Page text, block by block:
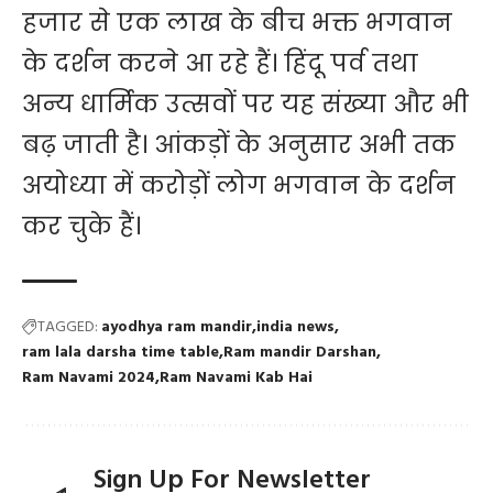
हजार से एक लाख के बीच भक्त भगवान
के दर्शन करने आ रहे हैं। हिंदू पर्व तथा
अन्य धार्मिक उत्सवों पर यह संख्या और भी
बढ़ जाती है। आंकड़ों के अनुसार अभी तक
अयोध्या में करोड़ों लोग भगवान के दर्शन
कर चुके हैं।
TAGGED: ayodhya ram mandir india news
ram lala darsha time table Ram mandir Darshan
Ram Navami 2024 Ram Navami Kab Hai
Sign Up For Newsletter